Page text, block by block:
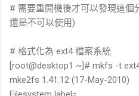
# 需要重開機後才可以發現這個
還是不可以使用)
# 格式化為 ext4 檔案系統
[root@desktop1 ~]# mkfs -t
mke2fs 1.41.12 (17-May-2010)